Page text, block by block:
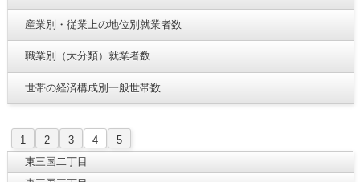
産業別・従業上の地位別就業者数
職業別（大分類）就業者数
世帯の経済構成別一般世帯数
1 2 3 4
5
東三国二丁目